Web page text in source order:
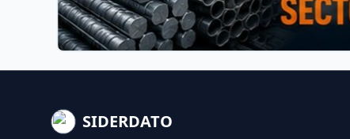
SIDERDATO